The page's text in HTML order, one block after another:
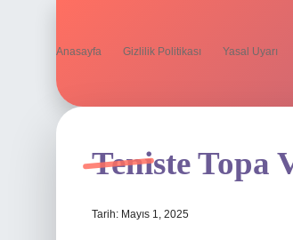
Anasayfa Gizlilik Politikası Yasal Uyarı
Teniste Topa
Tarih: Mayıs 1, 2025